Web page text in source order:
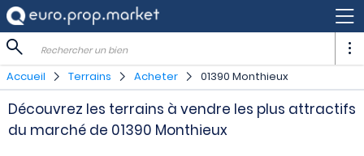
Rechercher un bien
Accueil Terrains Acheter 01390 Monthieux
Découvrez les terrains à vendre les plus attractifs
du marché de 01390 Monthieux